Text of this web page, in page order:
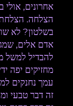
אחרונים, אולי
הצלחה.
בשלטון? לא
אדם אלים,
להבדיל למשל
מחזיקים יפה
עמך נחנקים
זה דבר טבעי